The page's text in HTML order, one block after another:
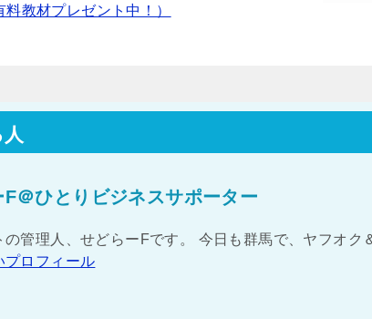
教材プレゼント中！）
＠ひとりビジネスサポーター
の管理人、せどらーFです。 今日も群馬で、ヤフオク
プロフィール